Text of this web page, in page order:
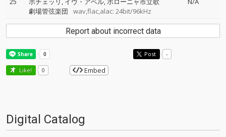
劇場管弦楽団
wav,flac,alac: 24bit/96kHz
Report about incorrect data
Post -
Like! 0 Embed
Digital Catalog